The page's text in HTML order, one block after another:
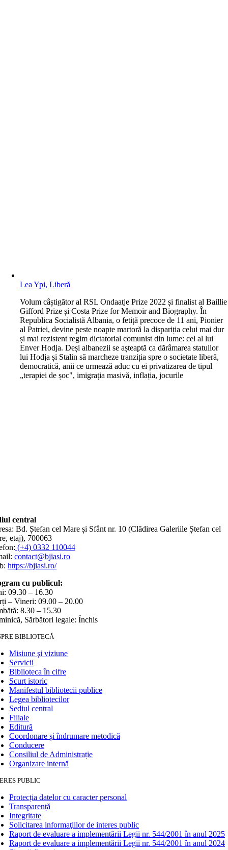
Lea Ypi, Liberă
Volum câștigător al RSL Ondaatje Prize 2022 și finalist al Baillie
Gifford Prize și Costa Prize for Memoir and Biography. În
Republica Socialistă Albania, o fetiță precoce de 11 ani, Pionier
al Patriei, devine peste noapte martoră la dispariția celui mai dur
și mai rezistent regim dictatorial comunist din lume: cel al lui
Enver Hodja. Deși albanezii se așteaptă ca dărâmarea statuilor
lui Hodja și Stalin să marcheze tranziția spre o societate liberă,
democratică, anii ce urmează aduc cu ei privatizarea de tipul
„terapiei de șoc", imigrația masivă, inflația, jocurile
central
Bd. Ștefan cel Mare și Sfânt nr. 10 (Clădirea Galeriile Ștefan cel
etaj), 700063
(+4) 0332 110044
contact@bjiasi.ro
https://bjiasi.ro/
cu publicul:
09.30 – 16.30
– Vineri: 09.00 – 20.00
8.30 – 15.30
Sărbători legale: Închis
BIBLIOTECĂ
Misiune şi viziune
Servicii
Biblioteca în cifre
Scurt istoric
Manifestul bibliotecii publice
Legea bibliotecilor
Sediul central
Filiale
Editură
Coordonare și îndrumare metodică
Conducere
Consiliul de Administrație
Organizare internă
PUBLIC
Protecția datelor cu caracter personal
Transparență
Integritate
Solicitarea informaţiilor de interes public
Raport de evaluare a implementării Legii nr. 544/2001 în anul 2025
Raport de evaluare a implementării Legii nr. 544/2001 în anul 2024